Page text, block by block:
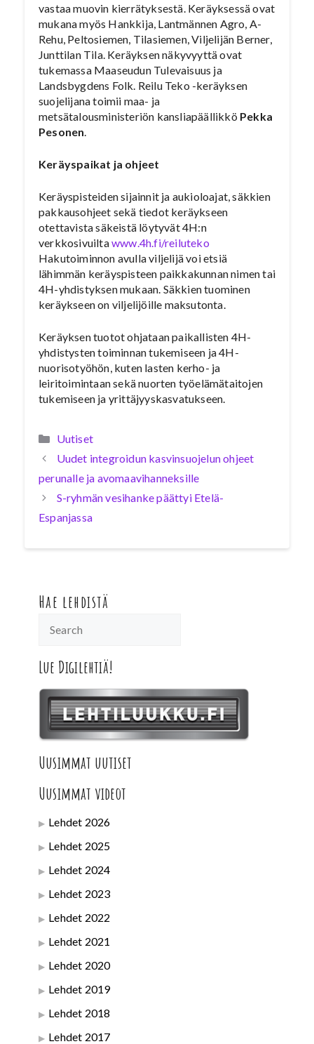
vastaa muovin kierrätyksestä. Keräyksessä ovat
mukana myös Hankkija, Lantmännen Agro, A-
Rehu, Peltosiemen, Tilasiemen, Viljelijän Berner,
Junttilan Tila. Keräyksen näkyvyyttä ovat
tukemassa Maaseudun Tulevaisuus ja
Landsbygdens Folk. Reilu Teko -keräyksen
suojelijana toimii maa- ja
metsätalousministeriön kansliapäällikkö Pekka
Pesonen.
Keräyspaikat ja ohjeet
Keräyspisteiden sijainnit ja aukioloajat, säkkien
pakkausohjeet sekä tiedot keräykseen
otettavista säkeistä löytyvät 4H:n
verkkosivuiltawww.4h.fi/reiluteko
Hakutoiminnon avulla viljelijä voi etsiä
lähimmän keräyspisteen paikkakunnan nimen tai
4H-yhdistyksen mukaan. Säkkien tuominen
keräykseen on viljelijöille maksutonta.
Keräyksen tuotot ohjataan paikallisten 4H-
yhdistysten toiminnan tukemiseen ja 4H-
nuorisotyöhön, kuten lasten kerho- ja
leiritoimintaan sekä nuorten työelämätaitojen
tukemiseen ja yrittäjyyskasvatukseen.
Kategoriat
Uutiset
Uudet integroidun kasvinsuojelun ohjeet
perunalle ja avomaavihanneksille
S-ryhmän vesihanke päättyi Etelä-
Espanjassa
Hae lehdistä
Lue Digilehtiä!
Uusimmat uutiset
Uusimmat videot
Lehdet 2026
Lehdet 2025
Lehdet 2024
Lehdet 2023
Lehdet 2022
Lehdet 2021
Lehdet 2020
Lehdet 2019
Lehdet 2018
Lehdet 2017